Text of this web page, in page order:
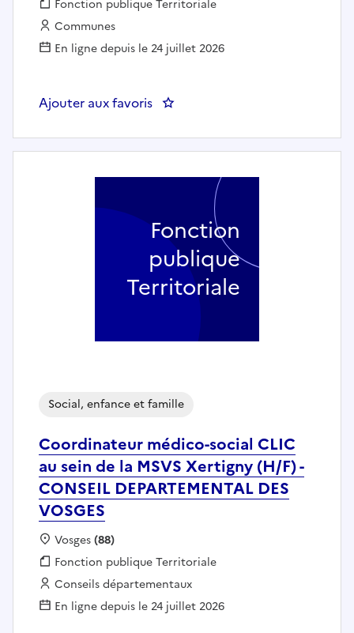
Fonction publique :
Fonction publique Territoriale
Employeur :
Communes
En ligne depuis le 24 juillet 2026
Ajouter aux favoris : Educateur ou éducatrice de
Coordinateur médico-social CLIC
au sein de la MSVS Xertigny (H/F) -
CONSEIL DEPARTEMENTAL DES
VOSGES
Social, enfance et famille
Localisation :
Vosges(88)
Fonction publique :
Fonction publique Territoriale
Employeur :
Conseils départementaux
En ligne depuis le 24 juillet 2026
Fonction
publique
Territoriale